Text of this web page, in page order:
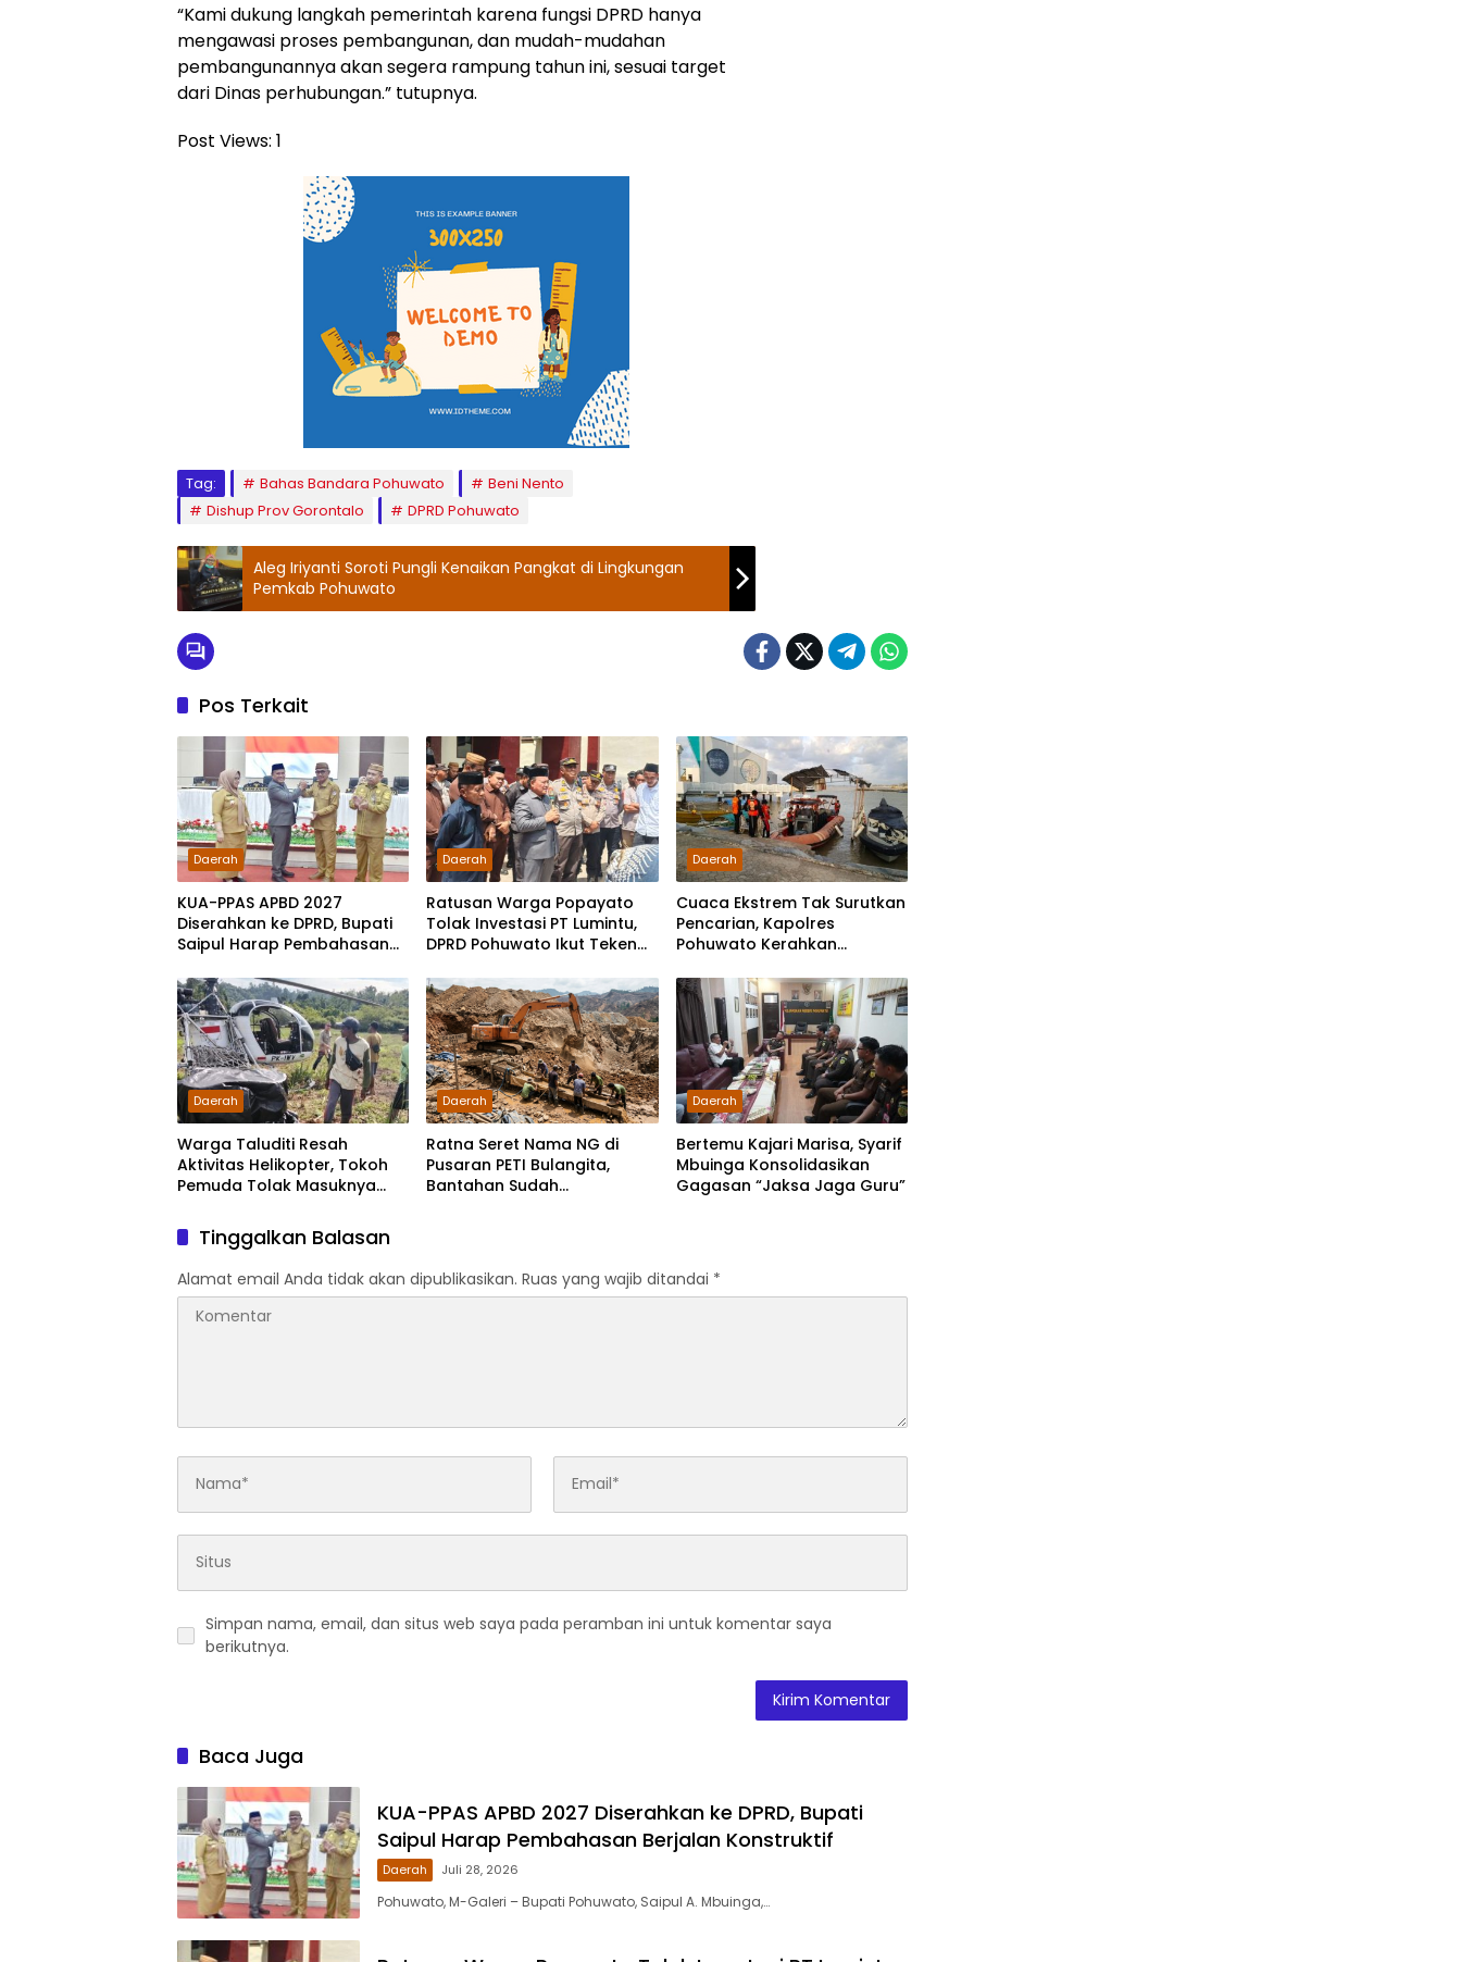
“Kami dukung langkah pemerintah karena fungsi DPRD hanya
mengawasi proses pembangunan, dan mudah-mudahan
pembangunannya akan segera rampung tahun ini, sesuai target
dari Dinas perhubungan.” tutupnya.
Post Views: 1
Tag: Bahas Bandara Pohuwato
Beni Nento
Dishup Prov Gorontalo
DPRD Pohuwato
Aleg Iriyanti Soroti Pungli Kenaikan Pangkat di Lingkungan
Pemkab Pohuwato
Pos Terkait
Daerah
KUA-PPAS APBD 2027
Diserahkan ke DPRD, Bupati
Saipul Harap Pembahasan
Daerah
Ratusan Warga Popayato
Tolak Investasi PT Lumintu,
DPRD Pohuwato Ikut Teken
Daerah
Cuaca Ekstrem Tak Surutkan
Pencarian, Kapolres
Pohuwato Kerahkan
Speedboat Hilang
Daerah
Warga Taluditi Resah
Aktivitas Helikopter, Tokoh
Pemuda Tolak Masuknya
Daerah
Ratna Seret Nama NG di
Pusaran PETI Bulangita,
Bantahan Sudah
Daerah
Bertemu Kajari Marisa, Syarif
Mbuinga Konsolidasikan
Gagasan “Jaksa Jaga Guru”
Tinggalkan Balasan
Alamat email Anda tidak akan dipublikasikan. Ruas yang wajib ditandai *
Simpan nama, email, dan situs web saya pada peramban ini untuk komentar saya
berikutnya.
Baca Juga
KUA-PPAS APBD 2027 Diserahkan ke DPRD, Bupati
Saipul Harap Pembahasan Berjalan Konstruktif
Daerah Juli 28, 2026
Pohuwato, M-Galeri – Bupati Pohuwato, Saipul A. Mbuinga,…